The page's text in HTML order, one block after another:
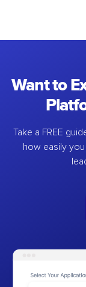
Want to
Take a FREE
how easily